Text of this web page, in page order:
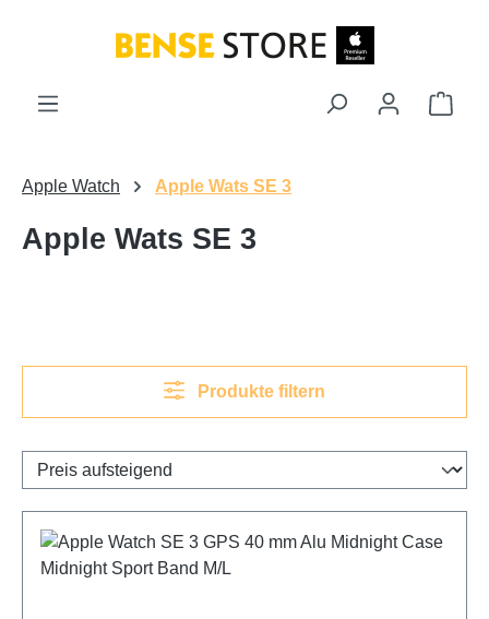
Apple Watch Apple Wats SE 3
Apple Wats SE 3
Produkte filtern